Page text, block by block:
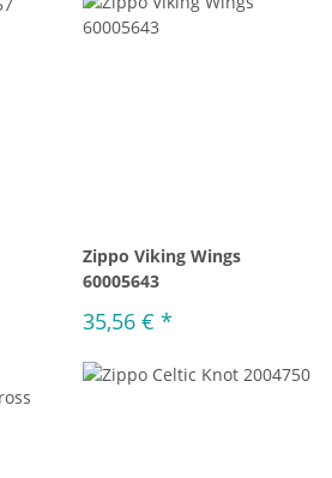
Zippo Viking Wings
60005643
35,56 € *